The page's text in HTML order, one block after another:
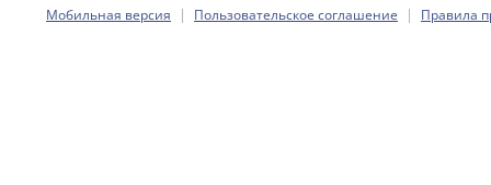
Мобильная версия | Пользовательское соглашение | Правила